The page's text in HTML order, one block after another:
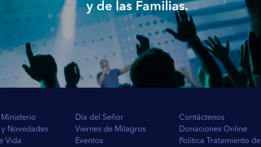
correcta de pedir es hacerlo y meterse en la Presencia hasta que
Santo te toque, hasta que te saque una lágrima, pero muchos hacen
no conquistarás el poder de Dios, la espera mata a la carne.
seas loro carismático, no repitas por repetir, sin buscar la
tu miras las fallas, en la espera conoces más a Dios y Él te
y de las Familias.
Novedades
Vida
Día del Señor
Viernes de Milagros
Eventos
Contáctenos
Donaciones Online
Politica Tratamiento de